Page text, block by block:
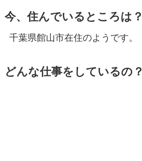
今、住んでいるところは？
千葉県館山市在住のようです。
どんな仕事をしているの？